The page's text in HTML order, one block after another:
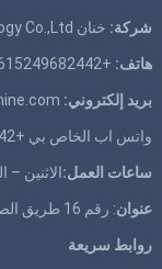
شركة: خنان Huafood Machinery Technology Co.,Ltd
هاتف: +8615249682442
بريد إلكتروني:
واتس اب الخاص بي +8615249682442
ساعات العمل:الاثنين – الجمعة
عنوان: رقم 16 طريق الصناعة,منطقة إر تشي,مدينة تشنغتشو,حنان,الصين.
روابط سريعة